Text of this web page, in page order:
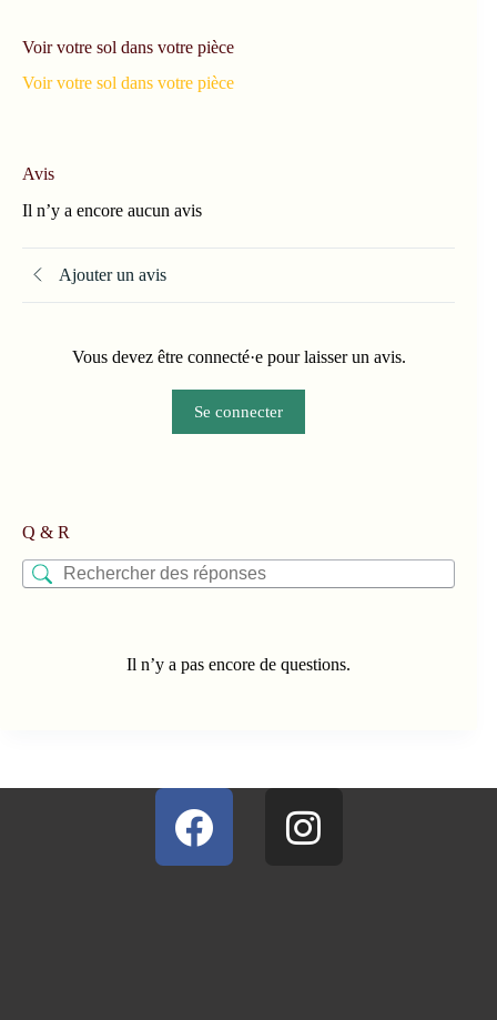
Voir votre sol dans votre pièce
Voir votre sol dans votre pièce
Avis
Il n’y a encore aucun avis
Ajouter un avis
Vous devez être connecté·e pour laisser un avis.
Se connecter
Q & R
Il n’y a pas encore de questions.